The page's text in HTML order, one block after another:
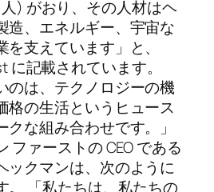
) がおり、その人材はヘ
造、エネルギー、宇宙な
を支えています」と、
に記載されています。
のは、テクノロジーの機
格の生活というヒュース
クな組み合わせです。」
ファーストの CEO である
ックマンは、次のように
。 「私たちは、私たちの